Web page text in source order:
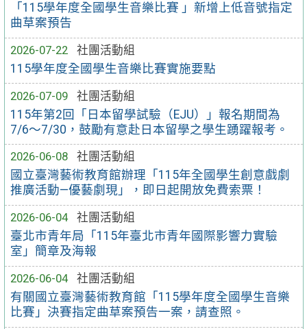
「115學年度全國學生音樂比賽 」新增上低音號指定
曲草案預告
2026-07-22
社團活動組
115學年度全國學生音樂比賽實施要點
2026-07-09
社團活動組
115年第2回「日本留學試驗（EJU）」報名期間為
7/6～7/30，鼓勵有意赴日本留學之學生踴躍報考。
2026-06-08
社團活動組
國立臺灣藝術教育館辦理「115年全國學生創意戲劇
推廣活動—優藝劇現」，即日起開放免費索票！
2026-06-04
社團活動組
臺北市青年局「115年臺北市青年國際影響力實驗
室」簡章及海報
2026-06-04
社團活動組
有關國立臺灣藝術教育館「115學年度全國學生音樂
比賽」決賽指定曲草案預告一案，請查照。